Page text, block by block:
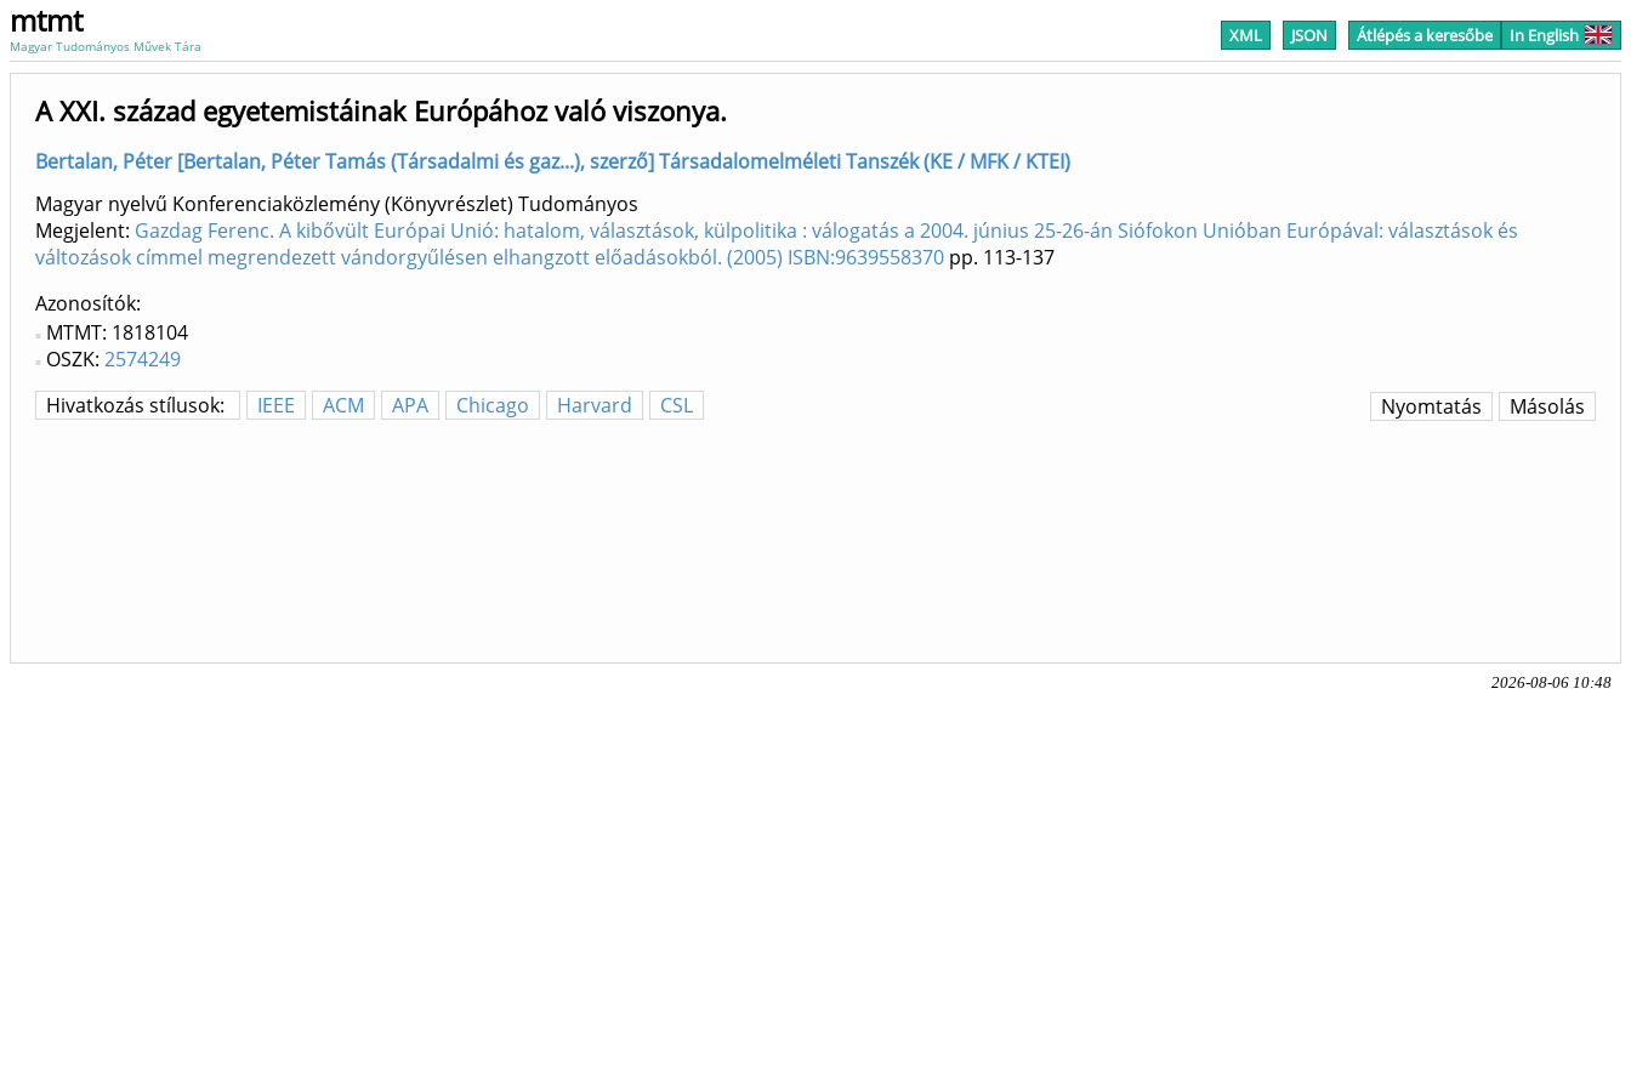
mtmt
Magyar Tudományos Művek Tára XML JSON Átlépés a keresőbe In English
A XXI. század egyetemistáinak Európához való viszonya.
Bertalan, Péter [Bertalan, Péter Tamás (Társadalmi és gaz...), szerző] Társadalomelméleti Tanszék (KE / MFK / KTEI)
Magyar nyelvű Konferenciaközlemény (Könyvrészlet) Tudományos
Megjelent: Gazdag Ferenc. A kibővült Európai Unió: hatalom, választások, külpolitika : válogatás a 2004. június 25-26-án Siófokon Unióban Európával: választások és
változások címmel megrendezett vándorgyűlésen elhangzott előadásokból. (2005) ISBN:9639558370 pp. 113-137
Azonosítók
MTMT: 1818104
OSZK: 2574249
Hivatkozás stílusok:
IEEE ACM APA Chicago Harvard CSL Másolás
Nyomtatás
2026-08-06 10:48